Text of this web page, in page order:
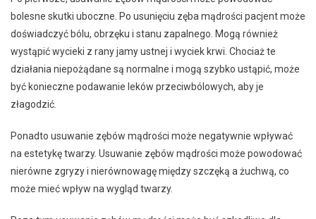
bolesne skutki uboczne. Po usunięciu zęba mądrości pacjent może
doświadczyć bólu, obrzęku i stanu zapalnego. Mogą również
wystąpić wycieki z rany jamy ustnej i wyciek krwi. Chociaż te
działania niepożądane są normalne i mogą szybko ustąpić, może
być konieczne podawanie leków przeciwbólowych, aby je
złagodzić.
Ponadto usuwanie zębów mądrości może negatywnie wpływać
na estetykę twarzy. Usuwanie zębów mądrości może powodować
nierówne zgryzy i nierównowagę między szczęką a żuchwą, co
może mieć wpływ na wygląd twarzy.